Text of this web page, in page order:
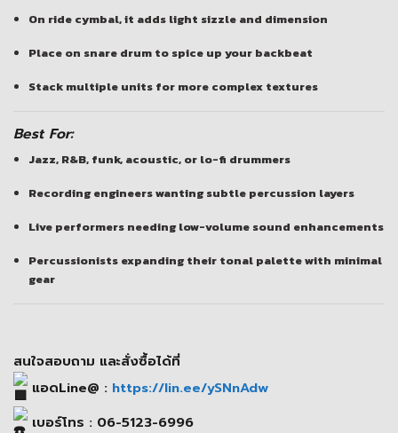
On ride cymbal, it adds light sizzle and dimension
Place on snare drum to spice up your backbeat
Stack multiple units for more complex textures
Best For:
Jazz, R&B, funk, acoustic, or lo-fi drummers
Recording engineers wantingsubtle percussion layers
Live performers needinglow-volume sound enhancements
Percussionists expanding their tonal palette with minimal
gear
สนใจสอบถาม และสั่งซื้อได้ที่
แอดLine@ : https://lin.ee/ySNnAdw
เบอร์โทร : 06-5123-6996